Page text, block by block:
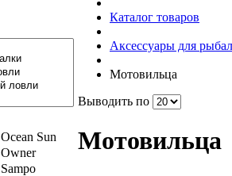
Ocean Sun
Owner
Sampo
Каталог товаров
Аксессуары для
Мотовильца
Выводить по
Мотовильца